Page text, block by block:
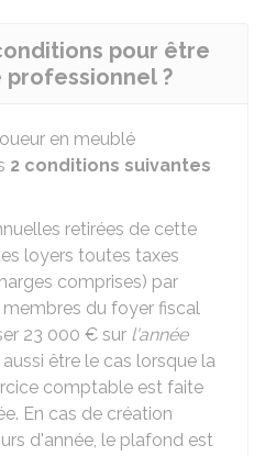
pour être
?
en meublé
2 conditions suivantes
retirées de cette
loyers toutes taxes
comprises) par
du foyer fiscal
23 000 € sur l'année
être le cas lorsque la
comptable est faite
En cas de création
d'année, le plafond est